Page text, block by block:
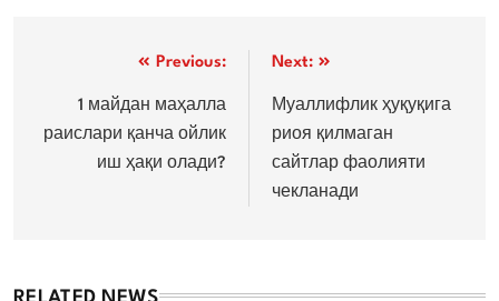
menyusi
Previous:
1 майдан маҳалла
раислари қанча ойлик
иш ҳақи олади?
Next:
Муаллифлик ҳуқуқига
риоя қилмаган
сайтлар фаолияти
чекланади